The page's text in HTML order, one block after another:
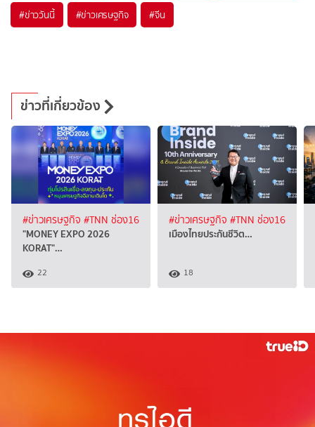
#ข่าววันนี้ #ข่าวเศรษฐกิจ #จีน
ข่าวที่เกี่ยวข้อง
#ข่าวเศรษฐกิจ #TNN ช่อง16
"MONEY EXPO 2026
KORAT"…
22
#ข่าวเศรษฐกิจ #TNN ช่อง16
เมืองไทยประกันชีวิต…
18